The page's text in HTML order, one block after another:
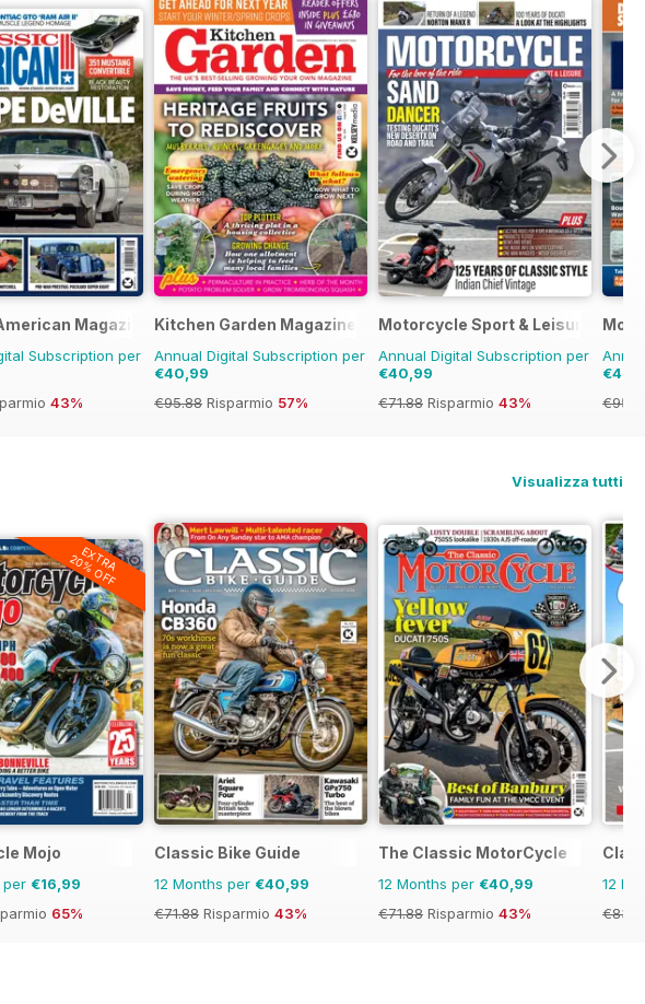
Magazine
Subscription per
43%
Kitchen Garden Magazine
Annual Digital Subscription per
€40,99
€95.88 Risparmio 57%
Motorcycle Sport & Leisure
Annual Digital Subscription per
€40,99
€71.88 Risparmio 43%
Visualizza tutti
EXTRA
20% OFF
Mojo
per €16,99
65%
Classic Bike Guide
12 Months per €40,99
€71.88 Risparmio 43%
The Classic MotorCycle
12 Months per €40,99
€71.88 Risparmio 43%
12